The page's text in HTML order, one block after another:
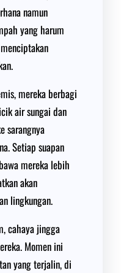
namun
yang harum
mereka berbagi
air sungai dan
sarangnya
Setiap suapan
mereka lebih
akan
lingkungan.
cahaya jingga
Momen ini
yang terjalin, di